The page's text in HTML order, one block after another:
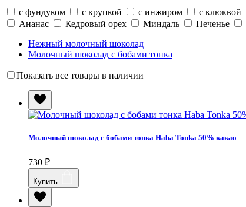
с фундуком с крупкой с инжиром с клюквой
Ананас
Кедровый орех Миндаль Печенье
Нежный молочный шоколад
Молочный шоколад с бобами тонка
Показать все товары в наличии
Молочный шоколад с бобами тонка Haba Tonka 50% какао
730 ₽
Купить